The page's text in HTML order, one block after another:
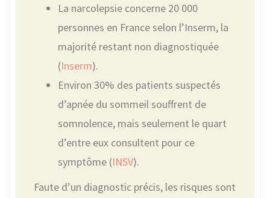
La narcolepsie concerne 20 000
personnes en France selon l’Inserm, la
majorité restant non diagnostiquée
(Inserm).
Environ 30% des patients suspectés
d’apnée du sommeil souffrent de
somnolence, mais seulement le quart
d’entre eux consultent pour ce
symptôme (INSV).
Faute d’un diagnostic précis, les risques sont